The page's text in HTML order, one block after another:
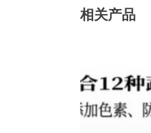
相关产品